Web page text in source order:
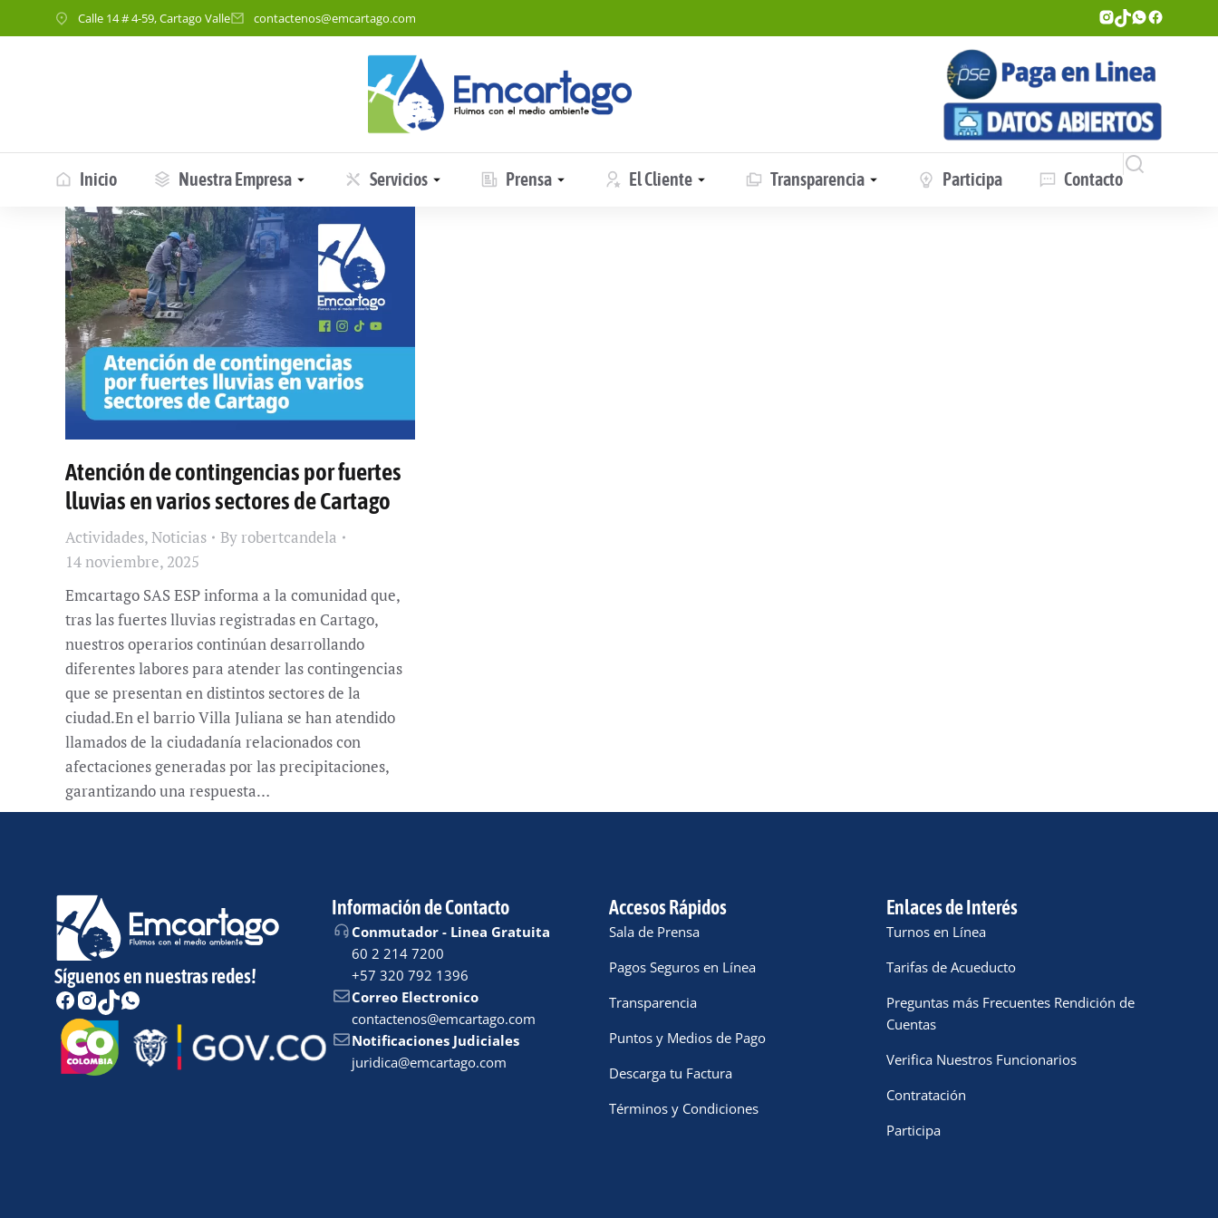
Calle 14 # 4-59, Cartago Valle contactenos@emcartago.com
Inicio Nuestra Empresa Servicios Prensa El Cliente Transparencia Participa Contacto
Atención de contingencias por fuertes
lluvias en varios sectores de Cartago
Actividades,Noticias By robertcandela
14 noviembre, 2025
Emcartago SAS ESP informa a la comunidad que,
tras las fuertes lluvias registradas en Cartago,
nuestros operarios continúan desarrollando
diferentes labores para atender las contingencias
que se presentan en distintos sectores de la
ciudad.En el barrio Villa Juliana se han atendido
llamados de la ciudadanía relacionados con
afectaciones generadas por las precipitaciones,
garantizando una respuesta…
Síguenos en nuestras redes!
Información de Contacto
Conmutador - Linea Gratuita
60 2 214 7200
+57 320 792 1396
Correo Electronico
contactenos@emcartago.com
Notificaciones Judiciales
juridica@emcartago.com
Accesos Rápidos
Sala de Prensa
Pagos Seguros en Línea
Transparencia
Puntos y Medios de Pago
Descarga tu Factura
Términos y Condiciones
Enlaces de Interés
Turnos en Línea
Tarifas de Acueducto
Preguntas más Frecuentes Rendición de
Cuentas
Verifica Nuestros Funcionarios
Contratación
Participa